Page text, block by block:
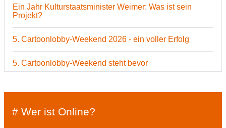
Ein Jahr Kulturstaatsminister Weimer: Was ist sein
Projekt?
5. Cartoonlobby-Weekend 2026 - ein voller Erfolg
5. Cartoonlobby-Weekend steht bevor
# Wer ist Online?